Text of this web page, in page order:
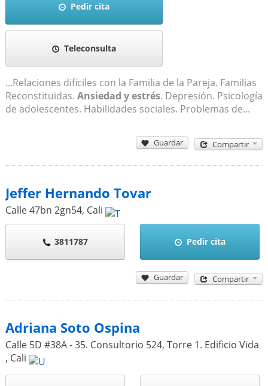
Pedir cita
Teleconsulta
...Relaciones dificiles con la Familia de la Pareja. Familias
Reconstituidas. Ansiedad y estrés. Depresión. Psicología
de adolescentes. Habilidades sociales. Problemas de...
Guardar Compartir
Jeffer Hernando Tovar
Calle 47bn 2gn54, Cali
3811787 Pedir cita
Guardar Compartir
Adriana Soto Ospina
Calle 5D #38A - 35. Consultorio 524, Torre 1. Edificio Vida
, Cali